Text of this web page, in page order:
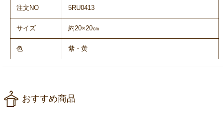
注文NO 5RU0413
サイズ 約20×20㎝
色 紫・黄
おすすめ商品